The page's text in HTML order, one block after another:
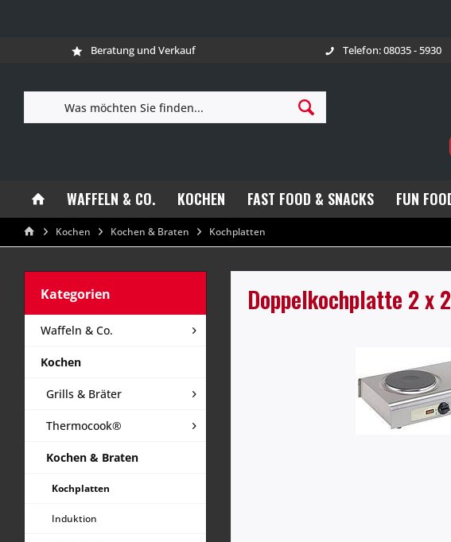
Beratung und Verkauf Telefon: 08035 - 5930
WAFFELN & CO. KOCHEN FAST FOOD & SNACKS FUN
Kochen Kochen & Braten Kochplatten
Kategorien
Waffeln & Co.
Kochen
Grills & Bräter
Thermocook®
Kochen & Braten
Kochplatten
Induktion
Doppelkochplatte 2 x